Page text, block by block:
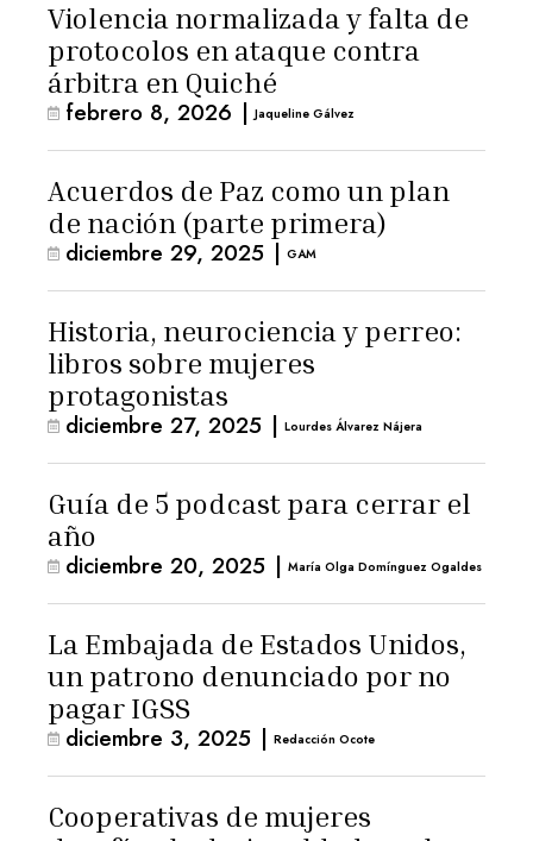
Violencia normalizada y falta de
protocolos en ataque contra
árbitra en Quiché
febrero 8, 2026 | Jaqueline Gálvez
Acuerdos de Paz como un plan
de nación (parte primera)
diciembre 29, 2025 | GAM
Historia, neurociencia y perreo:
libros sobre mujeres
protagonistas
diciembre 27, 2025 | Lourdes Álvarez Nájera
Guía de 5 podcast para cerrar el
año
diciembre 20, 2025 | María Olga Domínguez Ogaldes
La Embajada de Estados Unidos,
un patrono denunciado por no
pagar IGSS
diciembre 3, 2025 | Redacción Ocote
Cooperativas de mujeres